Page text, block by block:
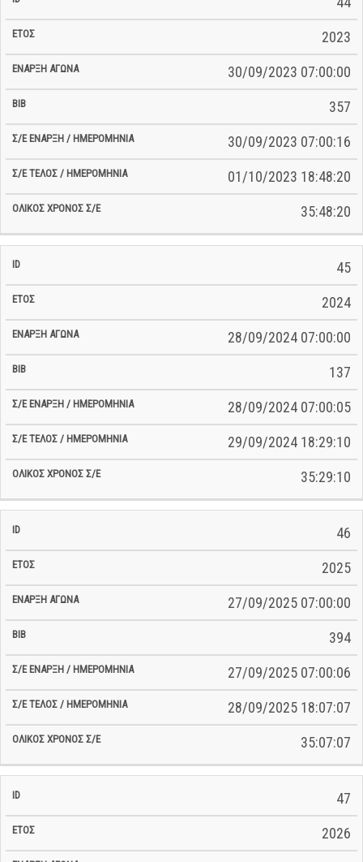
2023
30/09/2023 07:00:00
357
30/09/2023 07:00:16
01/10/2023 18:48:20
35:48:20
45
2024
28/09/2024 07:00:00
137
28/09/2024 07:00:05
29/09/2024 18:29:10
35:29:10
46
2025
27/09/2025 07:00:00
394
27/09/2025 07:00:06
28/09/2025 18:07:07
35:07:07
47
2026